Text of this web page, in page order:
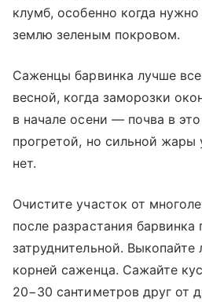
клумб, особенно когда
землю зеленым покровом.
Саженцы барвинка лучше
весной, когда заморозки
в начале осени — почва в
прогретой, но сильной жары
нет.
Очистите участок от
после разрастания барвинка
затруднительной.
корней саженца. Сажайте
20−30 сантиметров друг от